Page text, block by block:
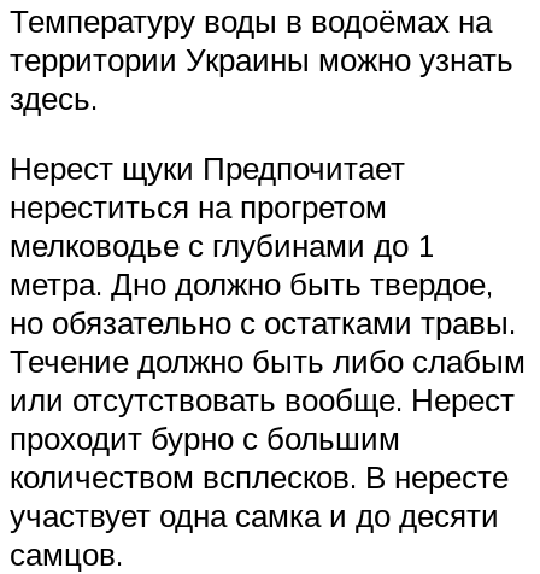
Температуру воды в водоёмах на
территории Украины можно узнать
здесь.
Нерест щуки Предпочитает
нереститься на прогретом
мелководье с глубинами до 1
метра. Дно должно быть твердое,
но обязательно с остатками травы.
Течение должно быть либо слабым
или отсутствовать вообще. Нерест
проходит бурно с большим
количеством всплесков. В нересте
участвует одна самка и до десяти
самцов.